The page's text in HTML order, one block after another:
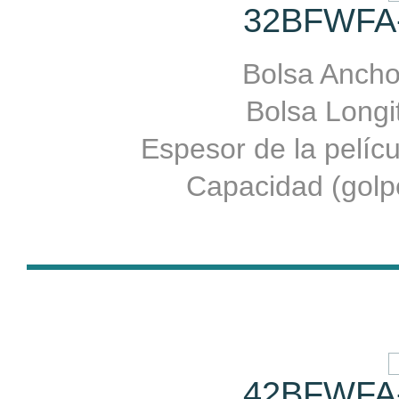
Bolsa
Bolsa
Espesor de la
Capacidad